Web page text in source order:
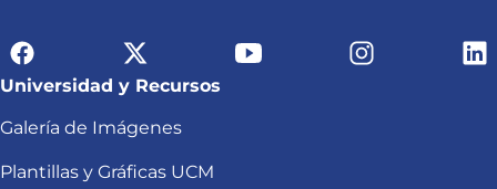
Universidad y Recursos
Galería de Imágenes
Plantillas y Gráficas UCM